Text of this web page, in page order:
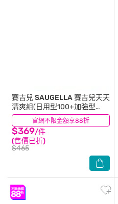
官網不限金額享88折
賽吉兒 SAUGELLA賽吉兒天天
清爽組(日用型100+加強型
100)
$369/件
(售價已折)
$465
(6)